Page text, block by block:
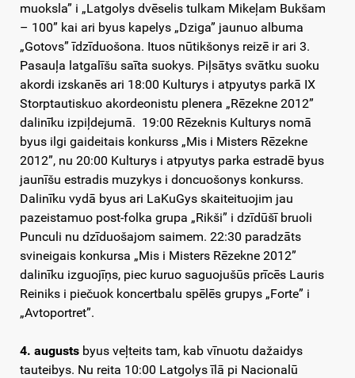
muoksla” i „Latgolys dvēselis tulkam Mikeļam Bukšam
– 100” kai ari byus kapelys „Dziga” jaunuo albuma
„Gotovs” īdzīduošona. Ituos nūtikšonys reizē ir ari 3.
Pasauļa latgalīšu saīta suokys. Piļsātys svātku suoku
akordi izskanēs ari 18:00 Kulturys i atpyutys parkā IX
Storptautiskuo akordeonistu plenera „Rēzekne 2012”
dalinīku izpiļdejumā. 19:00 Rēzeknis Kulturys nomā
byus ilgi gaideitais konkurss „Mis i Misters Rēzekne
2012”, nu 20:00 Kulturys i atpyutys parka estradē byus
jaunīšu estradis muzykys i doncuošonys konkurss.
Dalinīku vydā byus ari LaKuGys skaiteituojim jau
pazeistamuo post-folka grupa „Rikši” i dzīdūšī bruoli
Punculi nu dzīduošajom saimem. 22:30 paradzāts
svineigais konkursa „Mis i Misters Rēzekne 2012”
dalinīku izguojīņs, piec kuruo saguojušūs prīcēs Lauris
Reiniks i piečuok koncertbalu spēlēs grupys „Forte” i
„Avtoportret”.
4. augusts byus veļteits tam, kab vīnuotu dažaidys
tauteibys. Nu reita 10:00 Latgolys īlā pi Nacionalū